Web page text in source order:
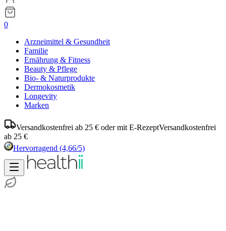
0
Arzneimittel & Gesundheit
Familie
Ernährung & Fitness
Beauty & Pflege
Bio- & Naturprodukte
Dermokosmetik
Longevity
Marken
Versandkostenfrei ab 25 € oder mit E-RezeptVersandkostenfrei
ab 25 €
Hervorragend (4,66/5)